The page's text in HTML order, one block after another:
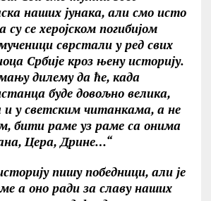
наших јунака, али смо исто
су се херојском погибијом
сврстали у ред свих
Србије кроз њену историју.
дилему да ће, када
буде довољно велика,
у светским читанкама, а не
бити раме уз раме са онима
Цера, Дрине…“
пишу победници, али је
а оно ради за славу наших